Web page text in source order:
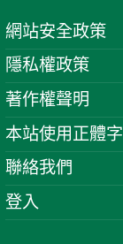
網站安全政策
隱私權政策
著作權聲明
本站使用正體字
聯絡我們
登入